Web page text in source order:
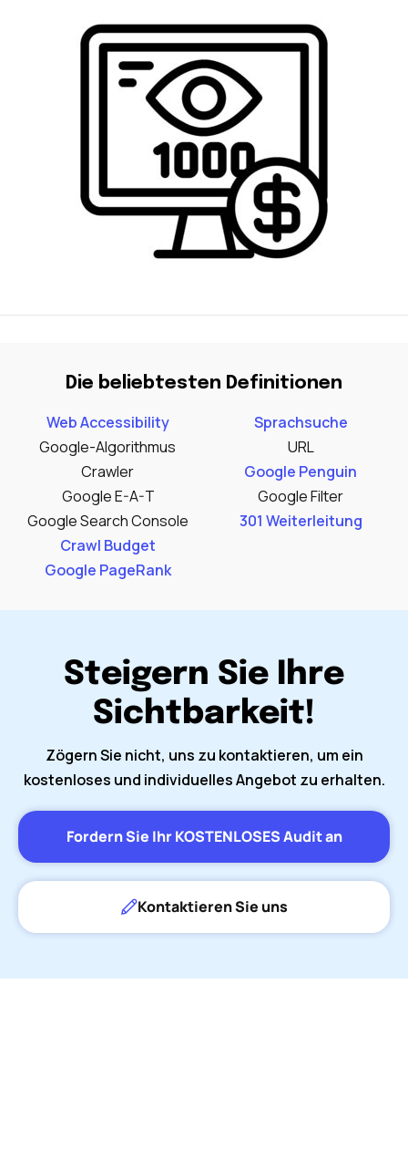
Die beliebtesten Definitionen
Web Accessibility
Google-Algorithmus
Crawler
Google E-A-T
Google Search Console
Crawl Budget
Google PageRank
Sprachsuche
URL
Google Penguin
Google Filter
301 Weiterleitung
Steigern Sie Ihre
Sichtbarkeit!
Zögern Sie nicht, uns zu kontaktieren, um ein
kostenloses und individuelles Angebot zu erhalten.
Fordern Sie Ihr KOSTENLOSES Audit an
Kontaktieren Sie uns